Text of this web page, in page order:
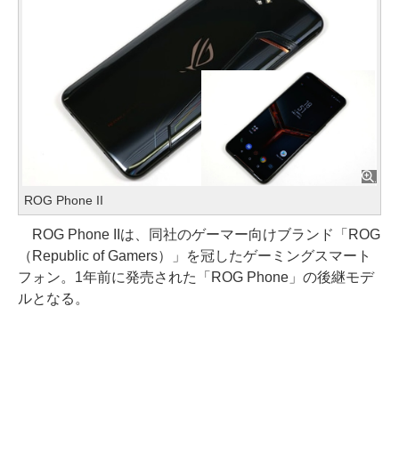
ROG Phone II
ROG Phone IIは、同社のゲーマー向けブランド「ROG
（Republic of Gamers）」を冠したゲーミングスマート
フォン。1年前に発売された「ROG Phone」の後継モデ
ルとなる。